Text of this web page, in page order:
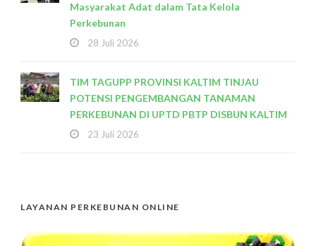
Masyarakat Adat dalam Tata Kelola
Perkebunan
28 Juli 2026
TIM TAGUPP PROVINSI KALTIM TINJAU
POTENSI PENGEMBANGAN TANAMAN
PERKEBUNAN DI UPTD PBTP DISBUN KALTIM
23 Juli 2026
LAYANAN PERKEBUNAN ONLINE